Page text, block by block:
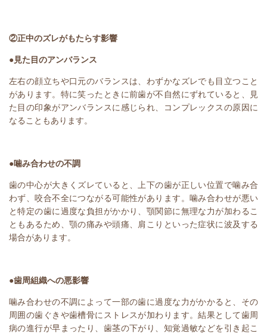
②正中のズレがもたらす影響
●見た目のアンバランス
左右の顔立ちや口元のバランスは、わずかなズレでも目立つこと
があります。特に笑ったときに前歯が不自然にずれていると、見
た目の印象がアンバランスに感じられ、コンプレックスの原因に
なることもあります。
●噛み合わせの不調
歯の中心が大きくズレていると、上下の歯が正しい位置で噛み合
わず、咬合不全につながる可能性があります。噛み合わせが悪い
と特定の歯に過度な負担がかかり、顎関節に無理な力が加わるこ
ともあるため、顎の痛みや頭痛、肩こりといった症状に波及する
場合があります。
●歯周組織への悪影響
噛み合わせの不調によって一部の歯に過度な力がかかると、その
周囲の歯ぐきや歯槽骨にストレスが加わります。結果として歯周
病の進行が早まったり、歯茎の下がり、知覚過敏などを引き起こ